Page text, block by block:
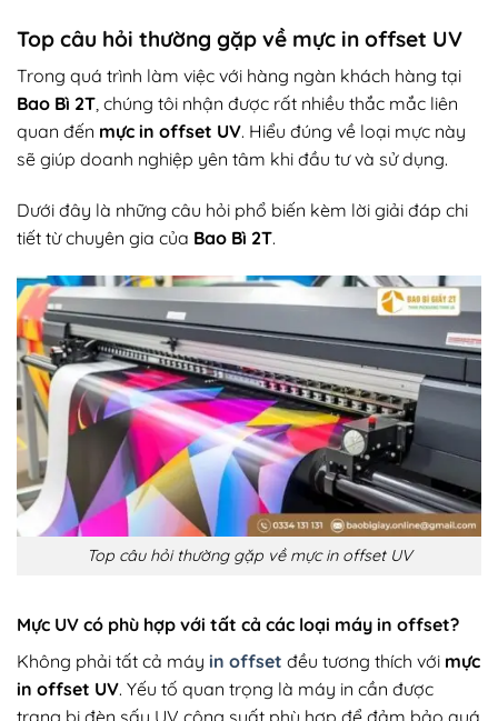
Top câu hỏi thường gặp về mực in offset UV
Trong quá trình làm việc với hàng ngàn khách hàng tại
Bao Bì 2T, chúng tôi nhận được rất nhiều thắc mắc liên
quan đến mực in offset UV. Hiểu đúng về loại mực này
sẽ giúp doanh nghiệp yên tâm khi đầu tư và sử dụng.
Dưới đây là những câu hỏi phổ biến kèm lời giải đáp chi
tiết từ chuyên gia của Bao Bì 2T.
Top câu hỏi thường gặp về mực in offset UV
Mực UV có phù hợp với tất cả các loại máy in offset?
Không phải tất cả máy in offset đều tương thích với mực
in offset UV. Yếu tố quan trọng là máy in cần được
trang bị đèn sấy UV công suất phù hợp để đảm bảo quá